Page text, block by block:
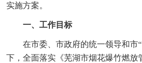
实施方案。
一、工作目标
在市委、市政府的统一领导和市“
下，全面落实《芜湖市烟花爆竹燃放